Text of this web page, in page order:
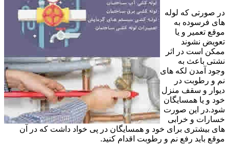
در صورتی که لوله
های فرسوده به
موقع تعمیر و یا
تعویض نشوند
ممکن است در اثر
نشتی باعث به
وجود آمدن لکه های
نم و رطوبت در
دیوار و سقف منزل
خود و یا همسایگان
شود.در این صورت
خسارات و خرابی
های بیشتری برای خود و همسایگان در پی خواد داشت که در آن
موقع باید رفع نم و رطوبت اقدام کنید.